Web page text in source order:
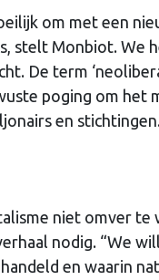
om met een
stelt Monbiot. We
De term
poging om het
en
niet omver te
nodig. “We
en waarin